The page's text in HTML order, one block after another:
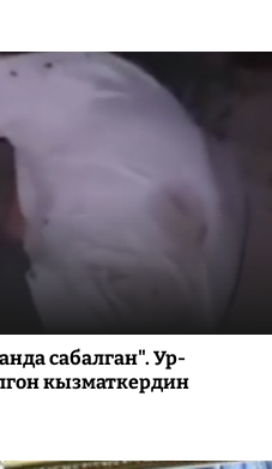
сабалган". Ур-
кызматкердин